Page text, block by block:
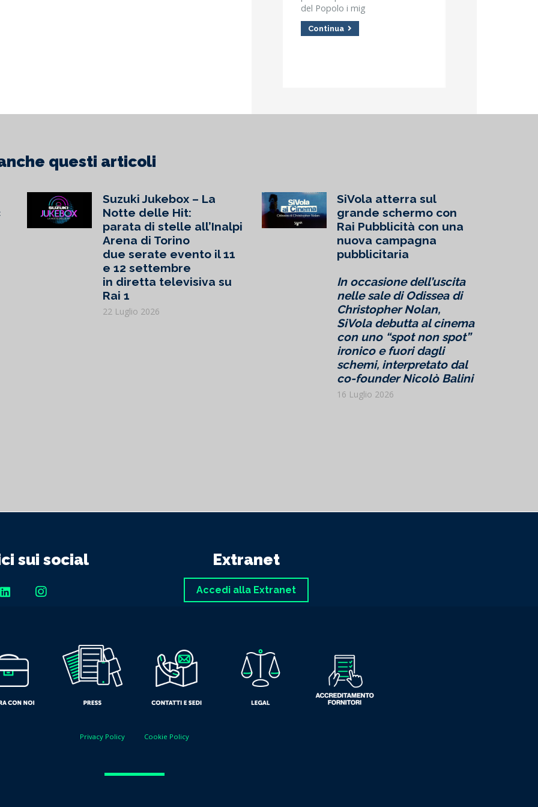
del Popolo i mig
Continua
questi articoli
Suzuki Jukebox – La
Notte delle Hit:
parata di stelle all’Inalpi
Arena di Torino
due serate evento il 11
e 12 settembre
in diretta televisiva su
Rai 1
22 Luglio 2026
SiVola atterra sul
grande schermo con
Rai Pubblicità con una
nuova campagna
pubblicitaria
In occasione dell’uscita
nelle sale di Odissea di
Christopher Nolan,
SiVola debutta al cinema
con uno “spot non spot”
ironico e fuori dagli
schemi, interpretato dal
co-founder Nicolò Balini
16 Luglio 2026
sui social Extranet
Accedi alla Extranet
Privacy Policy Cookie Policy